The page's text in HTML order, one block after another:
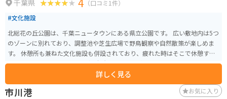
千葉県
（口コミ1件）
#文化施設
北総花の丘公園は、千葉ニュータウンにある県立公園です。 広い敷地内は5つ
のゾーンに別れており、調整池や芝生広場で野鳥観察や自然散策が楽しめま
す。 休憩所も兼ねた文化施設も併設されており、疲れた時はそこで休憩する
こともできます。 また、緑の相談所という施設が設置されていて、そこでは
専門のコンシェルジュによる植物についての無料相談を行っています。ガー
デニングや植物好きの人にはオススメの施設です。
詳しく見る
市川港 お気に入り